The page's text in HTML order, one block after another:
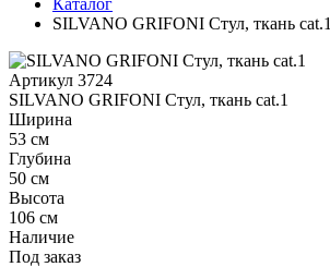
SILVANO GRIFONI Стул, ткань cat.1
Артикул 3724
SILVANO GRIFONI Стул, ткань cat.1
Ширина
53 см
Глубина
50 см
Высота
106 см
Наличие
Под заказ